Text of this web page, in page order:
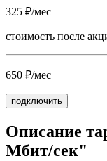
325 ₽/мес
стоимость после
650 ₽/мес
подключить
Описание
Мбит/сек"